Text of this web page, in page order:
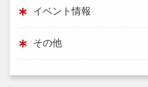
イベント情報
その他